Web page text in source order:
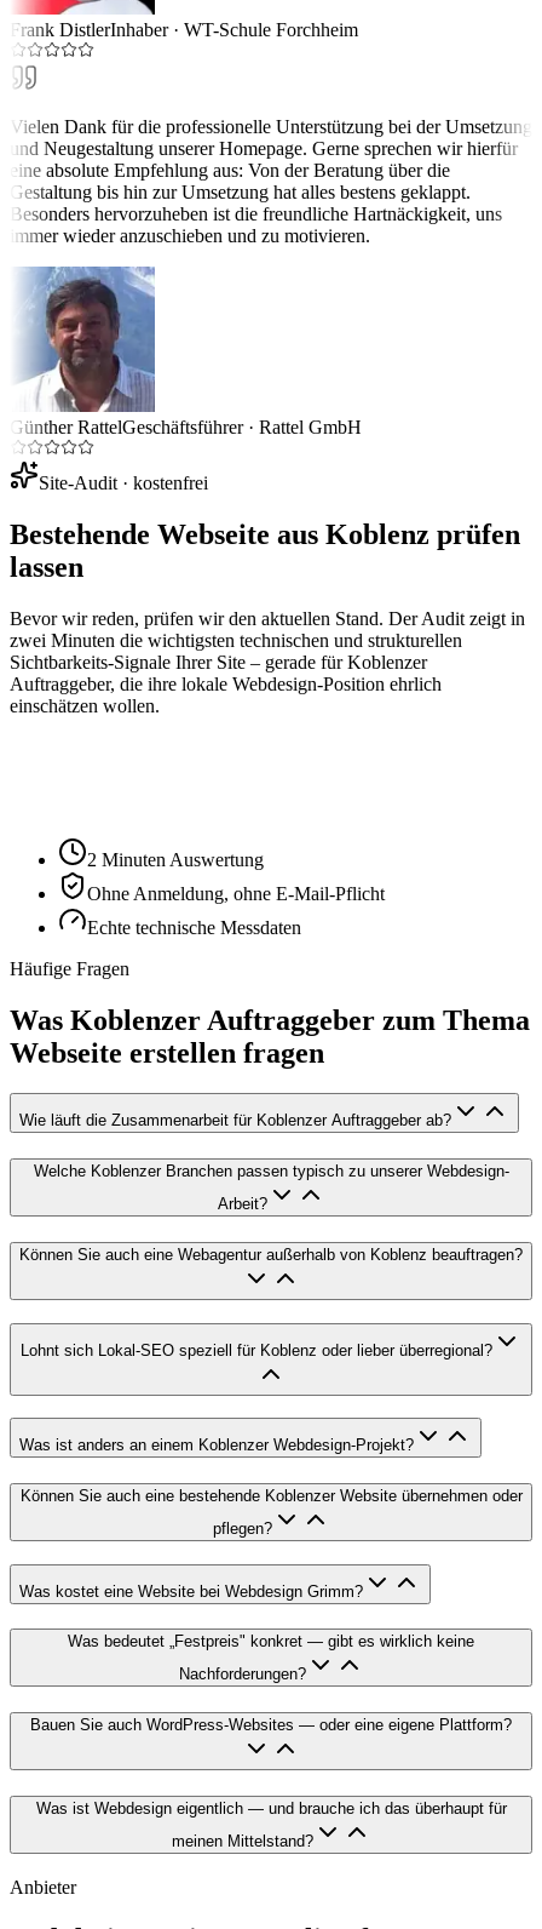
Frank DistlerInhaber· WT-Schule Forchheim
Vielen Dank für die professionelle Unterstützung bei der Umsetzung
und Neugestaltung unserer Homepage. Gerne sprechen wir hierfür
eine absolute Empfehlung aus: Von der Beratung über die
Gestaltung bis hin zur Umsetzung hat alles bestens geklappt.
Besonders hervorzuheben ist die freundliche Hartnäckigkeit, uns
immer wieder anzuschieben und zu motivieren.
Günther RattelGeschäftsführer· Rattel GmbH
Site-Audit · kostenfrei
Bestehende Webseite aus Koblenz prüfen
lassen
Bevor wir reden, prüfen wir den aktuellen Stand. Der Audit zeigt in
zwei Minuten die wichtigsten technischen und strukturellen
Sichtbarkeits-Signale Ihrer Site – gerade für Koblenzer
Auftraggeber, die ihre lokale Webdesign-Position ehrlich
einschätzen wollen.
2 Minuten Auswertung
Ohne Anmeldung, ohne E-Mail-Pflicht
Echte technische Messdaten
Häufige Fragen
Was Koblenzer Auftraggeber zum Thema
Webseite erstellen fragen
Wie läuft die Zusammenarbeit für Koblenzer Auftraggeber ab?
Welche Koblenzer Branchen passen typisch zu unserer Webdesign-
Arbeit?
Können Sie auch eine Webagentur außerhalb von Koblenz beauftragen?
Lohnt sich Lokal-SEO speziell für Koblenz oder lieber überregional?
Was ist anders an einem Koblenzer Webdesign-Projekt?
Können Sie auch eine bestehende Koblenzer Website übernehmen oder
pflegen?
Was kostet eine Website bei Webdesign Grimm?
Was bedeutet „Festpreis" konkret — gibt es wirklich keine
Nachforderungen?
Bauen Sie auch WordPress-Websites — oder eine eigene Plattform?
Was ist Webdesign eigentlich — und brauche ich das überhaupt für
meinen Mittelstand?
Anbieter